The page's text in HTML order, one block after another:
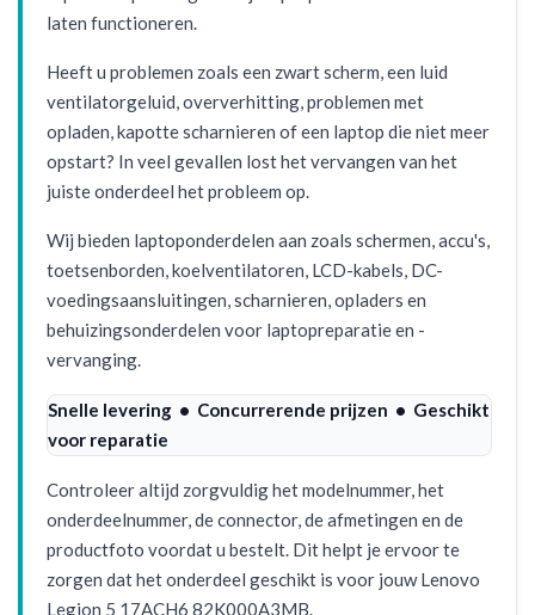
laten functioneren.
Heeft u problemen zoals een zwart scherm, een luid
ventilatorgeluid, oververhitting, problemen met
opladen, kapotte scharnieren of een laptop die niet meer
opstart? In veel gevallen lost het vervangen van het
juiste onderdeel het probleem op.
Wij bieden laptoponderdelen aan zoals schermen, accu's,
toetsenborden, koelventilatoren, LCD-kabels, DC-
voedingsaansluitingen, scharnieren, opladers en
behuizingsonderdelen voor laptopreparatie en -
vervanging.
Snelle levering • Concurrerende prijzen • Geschikt
voor reparatie
Controleer altijd zorgvuldig het modelnummer, het
onderdeelnummer, de connector, de afmetingen en de
productfoto voordat u bestelt. Dit helpt je ervoor te
zorgen dat het onderdeel geschikt is voor jouw Lenovo
Legion 5 17ACH6 82K000A3MB.